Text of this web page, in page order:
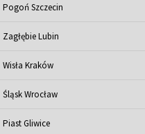
Pogoń Szczecin
Zagłębie Lubin
Wisła Kraków
Śląsk Wrocław
Piast Gliwice